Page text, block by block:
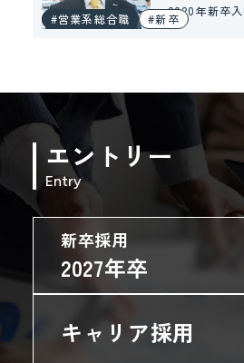
2020年新卒
#営業系総合職 #新卒
エントリー
Entry
新卒採用
2027年卒
キャリア採用